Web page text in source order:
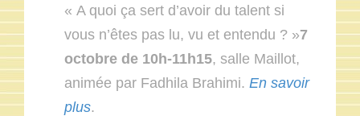
« A quoi ça sert d’avoir du talent si
vous n’êtes pas lu, vu et entendu ? »7
octobre de 10h-11h15, salle Maillot,
animée par Fadhila Brahimi. En savoir
plus.